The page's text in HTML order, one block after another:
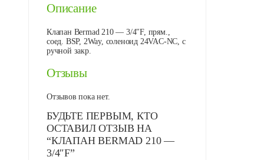
Описание
Клапан Bermad 210 — 3/4″F, прям.,
соед. BSP, 2Way, соленоид 24VAC-NC, с
ручной закр.
Отзывы
Отзывов пока нет.
БУДЬТЕ ПЕРВЫМ, КТО
ОСТАВИЛ ОТЗЫВ НА
“КЛАПАН BERMAD 210 —
3/4″F”